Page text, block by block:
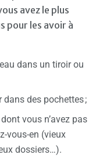
avez le plus
pour les avoir à
dans un tiroir ou
des pochettes ;
vous n’avez pas
vous-en (vieux
dossiers…).